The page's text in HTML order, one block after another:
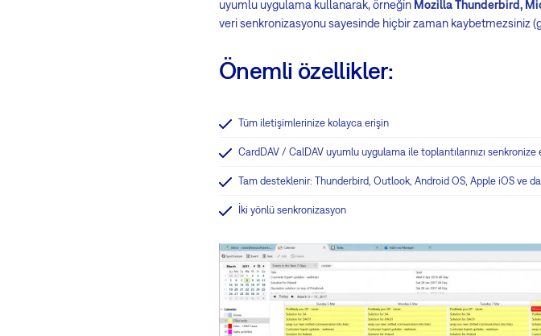
uyumlu uygulama kullanarak, örneğin Mozilla Thunderbird,
veri senkronizasyonu sayesinde hiçbir zaman kaybetmezsiniz
Önemli özellikler:
Tüm iletişimlerinize kolayca erişin
CardDAV / CalDAV uyumlu uygulama ile toplantılarınızı senkronize
Tam desteklenir: Thunderbird, Outlook, Android OS, Apple iOS ve
İki yönlü senkronizasyon